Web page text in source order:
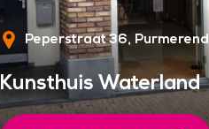
Peperstraat 36 Purmerend
Kunsthuis Waterland